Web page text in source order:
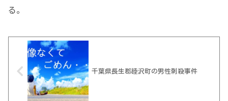
る。
千葉県長生郡睦沢町の男性刺殺事件